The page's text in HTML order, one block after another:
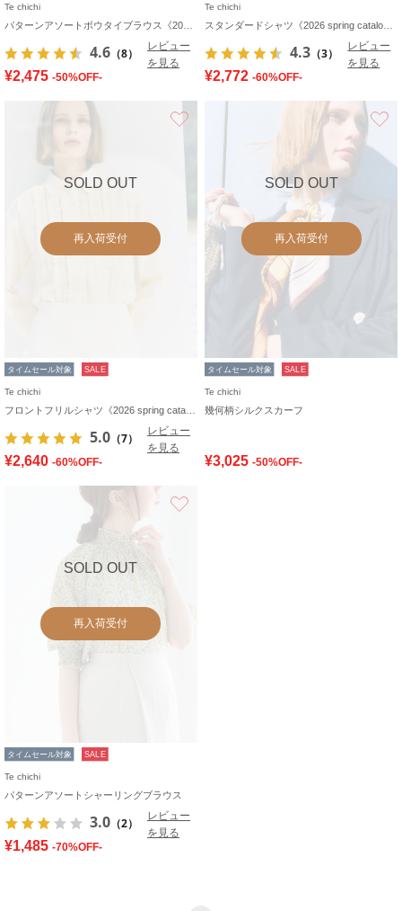
Te chichi
4.6 （8）
レビュー
を見る
¥2,475 -50%OFF-
Te chichi
4.3 （3）
レビュー
を見る
¥2,772 -60%OFF-
SOLD OUT
再入荷受付
タイムセール対象 SALE
Te chichi
5.0 （7）
レビュー
を見る
¥2,640 -60%OFF-
SOLD OUT
再入荷受付
タイムセール対象 SALE
Te chichi
幾何柄シルクスカーフ
¥3,025 -50%OFF-
SOLD OUT
再入荷受付
タイムセール対象 SALE
Te chichi
パターンアソートシャーリングブラウス
3.0 （2）
レビュー
を見る
¥1,485 -70%OFF-